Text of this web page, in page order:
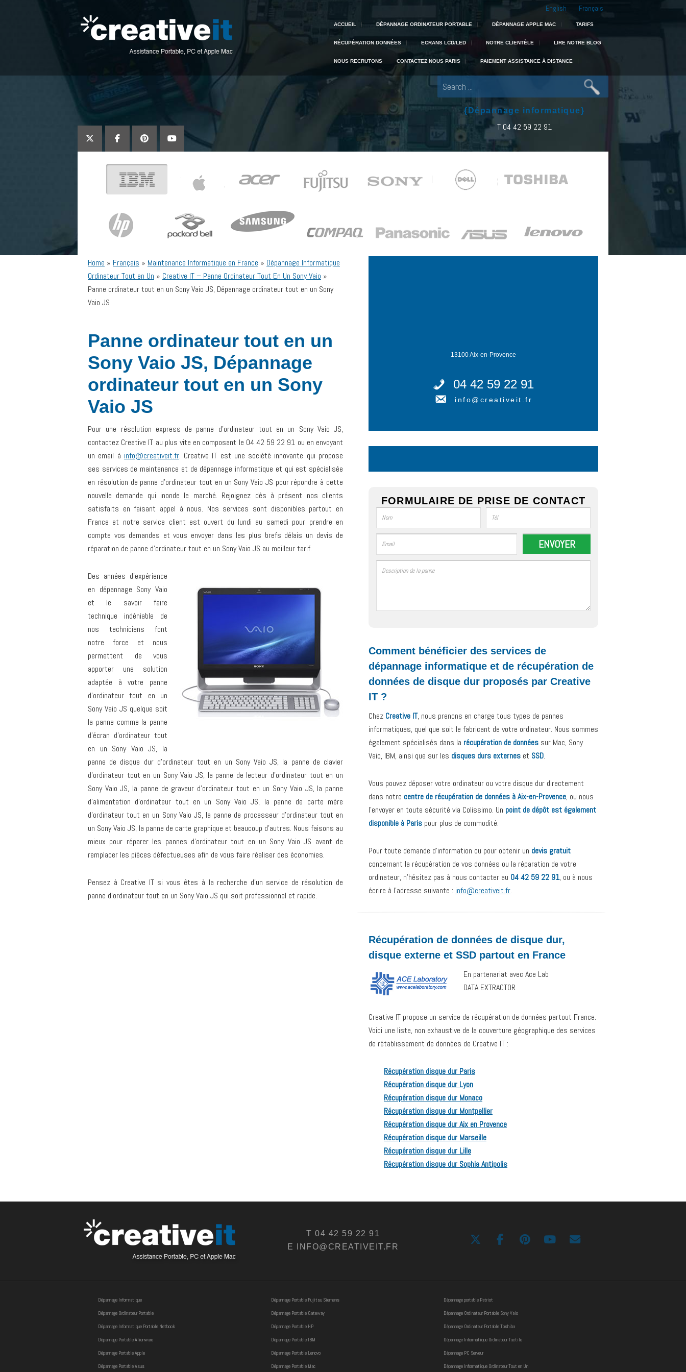
English Français
Creative IT
Pour tout dépannage informatique, appelez Creative IT au 04 42 59 22 91 : experts en portable, Mac, PC et récupération de données dans toute la
ACCUEIL DÉPANNAGE ORDINATEUR PORTABLE DÉPANNAGE APPLE MAC TARIFS
RÉCUPÉRATION DONNÉES ECRANS LCD/LED NOTRE CLIENTÈLE LIRE NOTRE BLOG
NOUS RECRUTONS CONTACTEZ NOUS PARIS PAIEMENT ASSISTANCE À DISTANCE
{Dépannage informatique}
T 04 42 59 22 91
Home » Français » Maintenance Informatique en France » Dépannage Informatique
Ordinateur Tout en Un » Creative IT – Panne Ordinateur Tout En Un Sony Vaio »
Panne ordinateur tout en un Sony Vaio JS, Dépannage ordinateur tout en un Sony
Vaio JS
Panne ordinateur tout en un
Sony Vaio JS, Dépannage
ordinateur tout en un Sony
Vaio JS
Pour une résolution express de panne d’ordinateur tout en un Sony Vaio JS,
contactez Creative IT au plus vite en composant le 04 42 59 22 91 ou en envoyant
un email à info@creativeit.fr. Creative IT est une société innovante qui propose
ses services de maintenance et de dépannage informatique et qui est spécialisée
en résolution de panne d’ordinateur tout en un Sony Vaio JS pour répondre à cette
nouvelle demande qui inonde le marché. Rejoignez dès à présent nos clients
satisfaits en faisant appel à nous. Nos services sont disponibles partout en
France et notre service client est ouvert du lundi au samedi pour prendre en
compte vos demandes et vous envoyer dans les plus brefs délais un devis de
réparation de panne d’ordinateur tout en un Sony Vaio JS au meilleur tarif.
Des années d’expérience
en dépannage Sony Vaio
et le savoir faire
technique indéniable de
nos techniciens font
notre force et nous
permettent de vous
apporter une solution
adaptée à votre panne
d’ordinateur tout en un
Sony Vaio JS quelque soit
la panne comme la panne
d’écran d’ordinateur tout
en un Sony Vaio JS, la
panne de disque dur d’ordinateur tout en un Sony Vaio JS, la panne de clavier
d’ordinateur tout en un Sony Vaio JS, la panne de lecteur d’ordinateur tout en un
Sony Vaio JS, la panne de graveur d’ordinateur tout en un Sony Vaio JS, la panne
d’alimentation d’ordinateur tout en un Sony Vaio JS, la panne de carte mère
d’ordinateur tout en un Sony Vaio JS, la panne de processeur d’ordinateur tout en
un Sony Vaio JS, la panne de carte graphique et beaucoup d’autres. Nous faisons au
mieux pour réparer les pannes d’ordinateur tout en un Sony Vaio JS avant de
remplacer les pièces défectueuses afin de vous faire réaliser des économies.
Pensez à Creative IT si vous êtes à la recherche d’un service de résolution de
panne d’ordinateur tout en un Sony Vaio JS qui soit professionnel et rapide.
13100 Aix-en-Provence
04 42 59 22 91
info@creativeit.fr
FORMULAIRE DE PRISE DE CONTACT
Comment bénéficier des services de
dépannage informatique et de récupération de
données de disque dur proposés par Creative
IT ?
Chez Creative IT, nous prenons en charge tous types de pannes
informatiques, quel que soit le fabricant de votre ordinateur. Nous sommes
également spécialisés dans la récupération de données sur Mac, Sony
Vaio, IBM, ainsi que sur les disques durs externes et SSD.
Vous pouvez déposer votre ordinateur ou votre disque dur directement
dans notre centre de récupération de données à Aix-en-Provence, ou nous
l’envoyer en toute sécurité via Colissimo. Un point de dépôt est également
disponible à Paris pour plus de commodité.
Pour toute demande d’information ou pour obtenir un devis gratuit
concernant la récupération de vos données ou la réparation de votre
ordinateur, n’hésitez pas à nous contacter au 04 42 59 22 91, ou à nous
écrire à l’adresse suivante : info@creativeit.fr.
Récupération de données de disque dur,
disque externe et SSD partout en France
En partenariat avec Ace Lab
DATA EXTRACTOR
Creative IT propose un service de récupération de données partout France.
Voici une liste, non exhaustive de la couverture géographique des services
de rétablissement de données de Creative IT :
Récupération disque dur Paris
Récupération disque dur Lyon
Récupération disque dur Monaco
Récupération disque dur Montpellier
Récupération disque dur Aix en Provence
Récupération disque dur Marseille
Récupération disque dur Lille
Récupération disque dur Sophia Antipolis
T 04 42 59 22 91
E INFO@CREATIVEIT.FR
Dépannage Informatique
Dépannage Ordinateur Portable
Dépannage Informatique Portable Netbook
Dépannage Portable Alienware
Dépannage Portable Apple
Dépannage Portable Asus
Dépannage Portable Fujitsu Siemens
Dépannage Portable Gateway
Dépannage Portable HP
Dépannage Portable IBM
Dépannage Portable Lenovo
Dépannage Portable Mac
Dépannage portable Patriot
Dépannage Ordinateur Portable Sony Vaio
Dépannage Ordinateur Portable Toshiba
Dépannage Informatique Ordinateur Tactile
Dépannage PC Serveur
Dépannage Informatique Ordinateur Tout en Un